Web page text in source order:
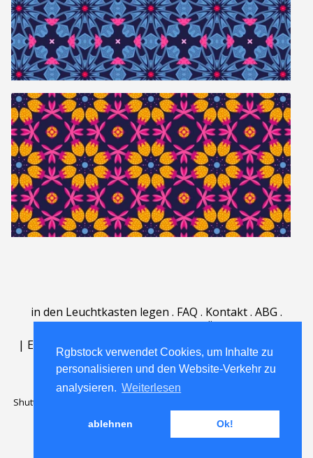
Rgbstock verwendet Cookies, um Inhalte zu
personalisieren und den Website-Verkehr zu
analysieren. Weiterlesen
ablehnen Ok!
in den Leuchtkasten legen . FAQ . Kontakt. ABG .
| English | Deutsch Español | Polski | Português
Nederlands|
Shutterstock official partner of Rgbstock
Rgbstock